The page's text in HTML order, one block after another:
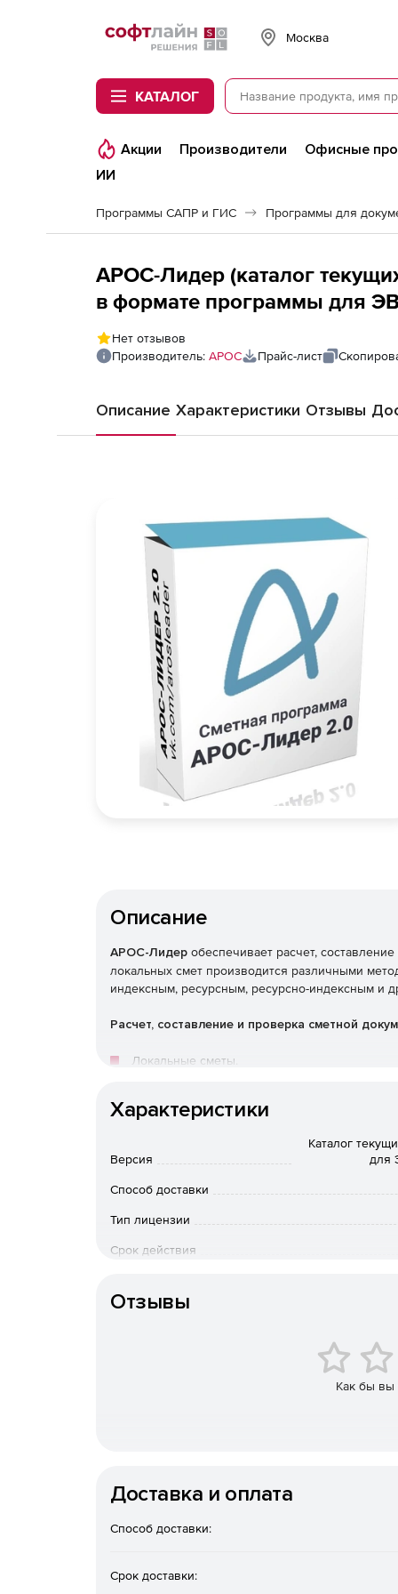
Softline
Москва
КАТАЛОГ
Акции Производители Офисные
ИИ
Программы САПР и ГИС Программы для
АРОС-Лидер (каталог
в формате программы для
Стройинформресурс, за 1
последующие рабочие места
Нет отзывов
Производитель: АРОС Прайс-лист
Описание Характеристики Отзывы
Описание
АРОС-Лидер обеспечивает расчет,
локальных смет производится различными
индексным, ресурсным, ресурсно-индексным и
Расчет, составление и проверка сметной
Локальные сметы.
Справки о стоимости выполненных работ КС-3.
Журнал учета выполненных работ КС-6.
Отчеты о расходе основных материалов М-29.
Несколько цветовых решений программы и
Характеристики
Версия
Каталог
для
Способ доставки
Тип лицензии
Срок действия
Отзывы
Как бы вы
Доставка и оплата
Способ доставки:
Срок доставки: